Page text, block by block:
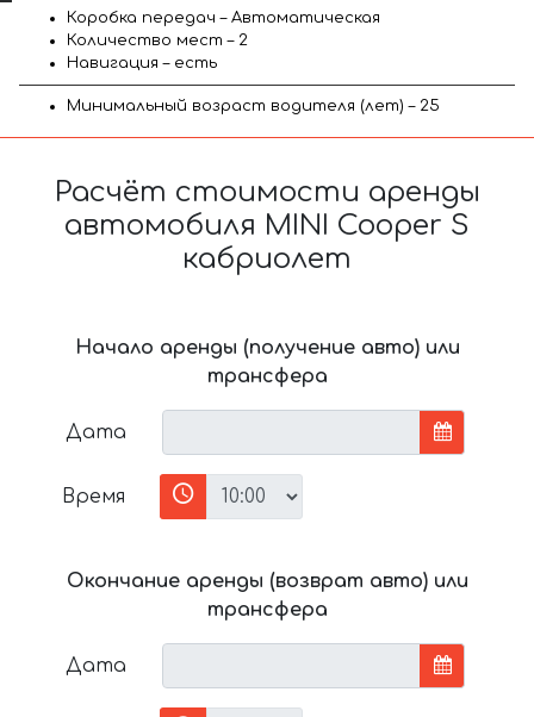
Коробка передач – Автоматическая
Количество мест – 2
Навигация – есть
Минимальный возраст водителя (лет) – 25
Расчёт стоимости аренды
автомобиля MINI Cooper S
кабриолет
Начало аренды (получение авто) или
трансфера
Дата
Время
Окончание аренды (возврат авто) или
трансфера
Дата